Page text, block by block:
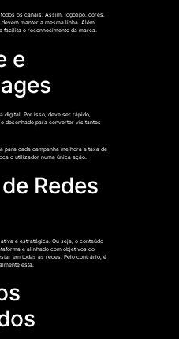
os canais. Assim, logótipo, cores,
manter a mesma linha. Além
facilita o reconhecimento da marca.
e
digital. Por isso, deve ser rápido,
desenhado para converter visitantes
para cada campanha melhora a taxa de
o utilizador numa única ação.
Redes
e estratégica. Ou seja, o conteúdo
e alinhado com objetivos do
em todas as redes. Pelo contrário, é
está.